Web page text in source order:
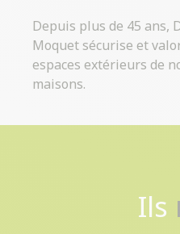
Depuis plus de 45 ans,
Moquet sécurise et
espaces extérieurs de
maisons.
Ils